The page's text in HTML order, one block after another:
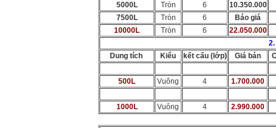
5000L
Tròn 6 10.350.000
7500L
Tròn 6 Báo giá
10000L
Tròn 6 22.050.000
Dung tích
Kiểu kết cấu (lớp) Giá bán
500L Vuông 4 1.700.000
1000L Vuông 4 2.990.000